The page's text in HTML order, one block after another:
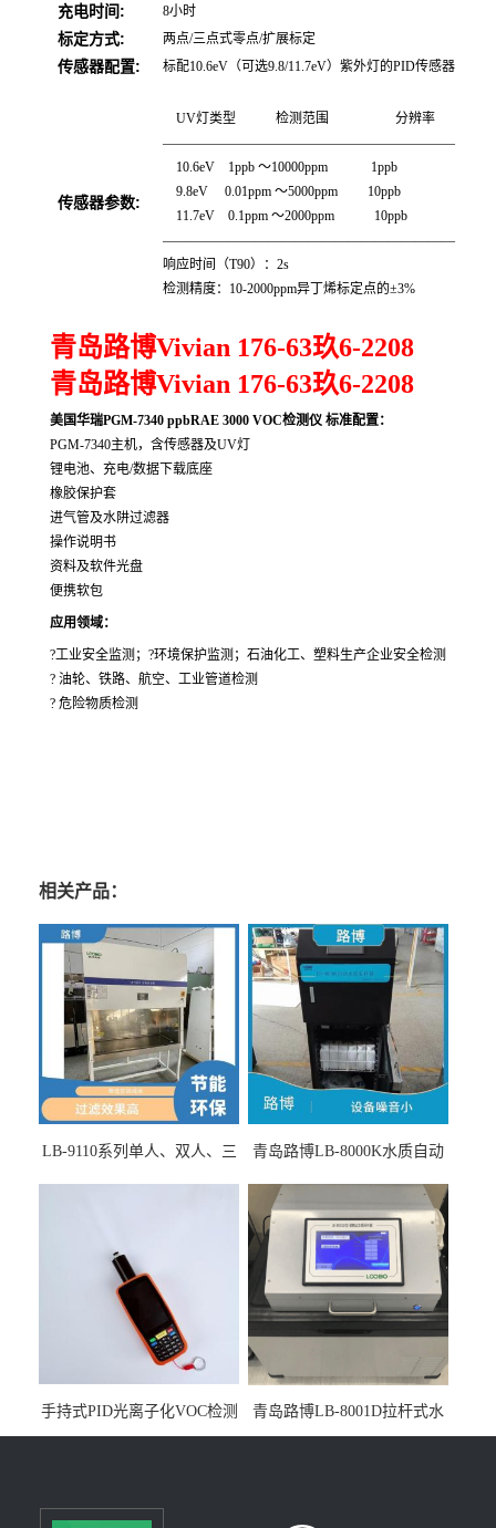
充电时间: 8小时
标定方式: 两点/三点式零点/扩展标定
传感器配置: 标配10.6eV（可选9.8/11.7eV）紫外灯的PID传感器
传感器参数:
UV灯类型 检测范围 分辨率
——————————————————————
10.6eV 1ppb ～10000ppm 1ppb
9.8eV 0.01ppm ～5000ppm 10ppb
11.7eV 0.1ppm ～2000ppm 10ppb
——————————————————————
响应时间（T90）：2s
检测精度：10-2000ppm异丁烯标定点的±3%
青岛路博Vivian 176-63玖6-2208
青岛路博Vivian 176-63玖6-2208
美国华瑞PGM-7340 ppbRAE 3000 VOC检测仪 标准配置：
PGM-7340主机，含传感器及UV灯
锂电池、充电/数据下载底座
橡胶保护套
进气管及水阱过滤器
操作说明书
资料及软件光盘
便携软包
应用领域：
?工业安全监测；?环境保护监测；石油化工、塑料生产企业安全检测
? 油轮、铁路、航空、工业管道检测
? 危险物质检测
相关产品：
LB-9110系列单人、双人、三
青岛路博LB-8000K水质自动
手持式PID光离子化VOC检测
仪（挥发性有机物设备）
青岛路博LB-8001D拉杆式水
质采样器